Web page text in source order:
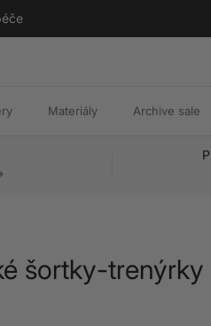
Materiály Archive sale
šortky-trenýrky